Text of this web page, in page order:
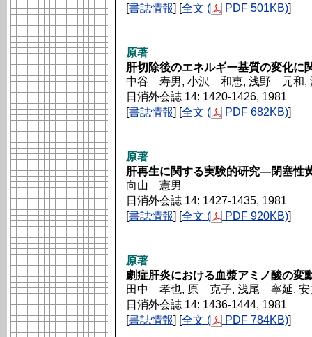
[書誌情報] [全文 ( PDF 501KB)]
原著
肝切除後のエネルギー基質の変化に
中谷 寿男, 小沢 和恵, 浅野 元和
日消外会誌 14: 1420-1426, 1981
[書誌情報] [全文 ( PDF 682KB)]
原著
肝再生に関する実験的研究―閉塞性
向山 憲男
日消外会誌 14: 1427-1435, 1981
[書誌情報] [全文 ( PDF 920KB)]
原著
劇症肝炎における血漿アミノ酸の
田中 孝也, 原 克子, 浅尾 寧延,
日消外会誌 14: 1436-1444, 1981
[書誌情報] [全文 ( PDF 784KB)]